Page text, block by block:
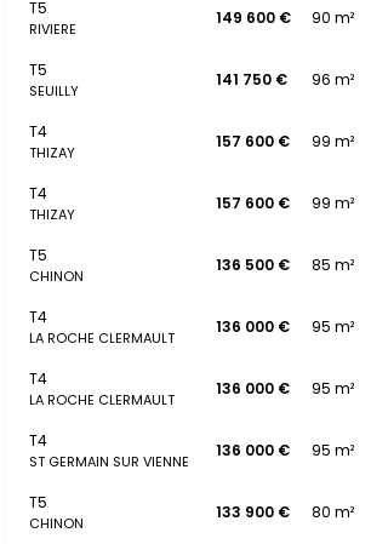
T5
RIVIERE
149 600 € 90 m²
T5
SEUILLY
141 750 € 96 m²
T4
THIZAY
157 600 € 99 m²
T4
THIZAY
157 600 € 99 m²
T5
CHINON
136 500 € 85 m²
T4
LA ROCHE CLERMAULT
136 000 € 95 m²
T4
LA ROCHE CLERMAULT
136 000 € 95 m²
T4
ST GERMAIN SUR VIENNE
136 000 € 95 m²
T5
CHINON
133 900 € 80 m²